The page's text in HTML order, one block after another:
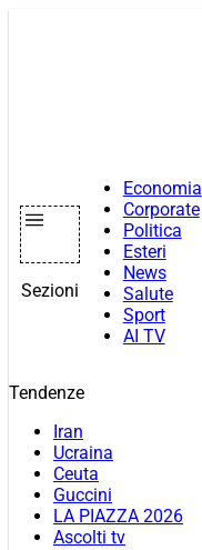
Sezioni
Economia
Corporate
Politica
Esteri
News
Salute
Sport
AI TV
Tendenze
Iran
Ucraina
Ceuta
Guccini
LA PIAZZA 2026
Ascolti tv